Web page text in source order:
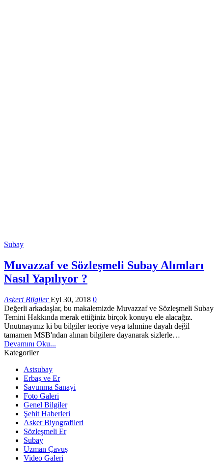
Subay
Muvazzaf ve Sözleşmeli Subay Alımları
Nasıl Yapılıyor ?
Askeri BilgilerEyl 30, 2018 0
Değerli arkadaşlar, bu makalemizde Muvazzaf ve Sözleşmeli Subay
Temini Hakkında merak ettiğiniz birçok konuyu ele alacağız.
Unutmayınız ki bu bilgiler teoriye veya tahmine dayalı değil
tamamen MSB'ndan alınan bilgilere dayanarak sizlerle…
Devamını Oku...
Kategoriler
Astsubay
Erbaş ve Er
Savunma Sanayi
Foto Galeri
Genel Bilgiler
Şehit Haberleri
Asker Biyografileri
Sözleşmeli Er
Subay
Uzman Çavuş
Video Galeri